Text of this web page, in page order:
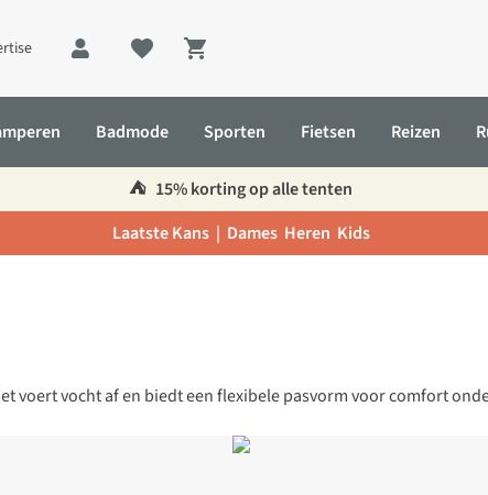
Shopping cart
Badmode Sporten Fietsen Reizen
⛺️ 15% korting op alle tenten
Laatste Kans | Dames Heren Kids
voert vocht af en biedt een flexibele pasvorm voor comfort